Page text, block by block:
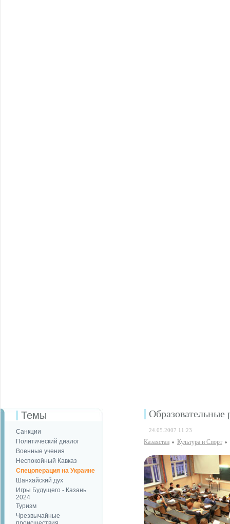
Темы
Санкции
Политический диалог
Военные учения
Неспокойный Кавказ
Спецоперация на Украине
Шанхайский дух
Игры Будущего - Казань
2024
Туризм
Чрезвычайные
происшествия
24.05.2007 11:23
Казахстан Культура и Спорт